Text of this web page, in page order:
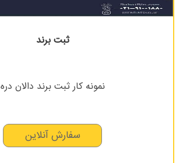
ثبت برند
نمونه کار ثبت برند دالان دره
سفارش آنلاین